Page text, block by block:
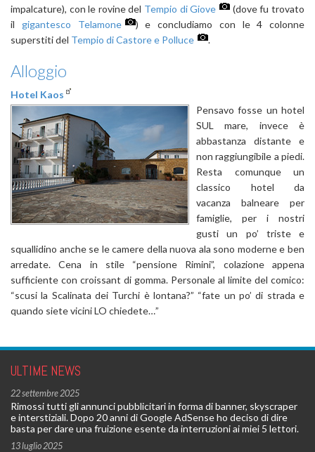
impalcature), con le rovine del Tempio di Giove
(dove fu trovato
il gigantesco Telamone
) e concludiamo con le 4 colonne
superstiti del Tempio di Castore e Polluce .
Alloggio
Hotel Kaos
Pensavo fosse un hotel
SUL mare, invece è
abbastanza distante e
non raggiungibile a piedi.
Resta comunque un
classico hotel da
vacanza balneare per
famiglie, per i nostri
gusti un po’ triste e
squallidino anche se le camere della nuova ala sono moderne e ben
arredate. Cena in stile “pensione Rimini”, colazione appena
sufficiente con croissant di gomma. Personale al limite del comico:
“scusi la Scalinata dei Turchi è lontana?” “fate un po’ di strada e
quando siete vicini LO chiedete…”
ULTIME NEWS
22 settembre 2025
Rimossi tutti gli annunci pubblicitari in forma di banner, skyscraper
e interstiziali. Dopo 20 anni di Google AdSense ho deciso di dire
basta per dare una fruizione esente da interruzioni ai miei 5 lettori.
13 luglio 2025